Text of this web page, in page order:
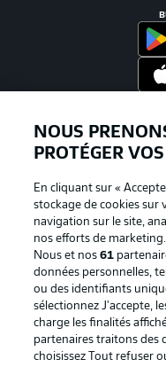
La publicité
NOUS
PROTÉGER
En cliquant sur «
stockage de cookies sur
navigation sur le site,
nos efforts de marketing.
Nous et nos61
données personnelles,
ou des identifiants
sélectionnez J'accepte,
charge les finalités
partenaires traitons des
choisissez Tout refuser